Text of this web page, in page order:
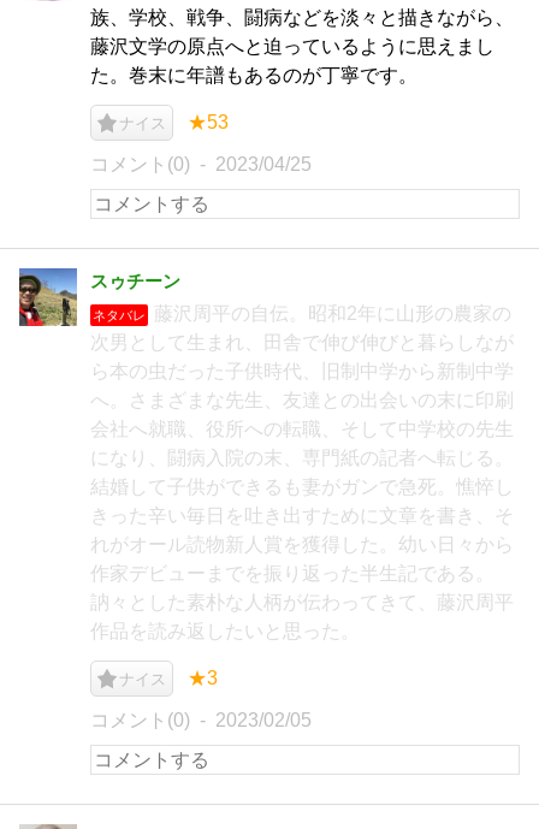
族、学校、戦争、闘病などを淡々と描きながら、
藤沢文学の原点へと迫っているように思えまし
た。巻末に年譜もあるのが丁寧です。
ナイス ★53
コメント(0) 2023/04/25
スゥチーン
ネタバレ
藤沢周平の自伝。昭和2年に山形の農家の
次男として生まれ、田舎で伸び伸びと暮らしなが
ら本の虫だった子供時代、旧制中学から新制中学
へ。さまざまな先生、友達との出会いの末に印刷
会社へ就職、役所への転職、そして中学校の先生
になり、闘病入院の末、専門紙の記者へ転じる。
結婚して子供ができるも妻がガンで急死。憔悴し
きった辛い毎日を吐き出すために文章を書き、そ
れがオール読物新人賞を獲得した。幼い日々から
作家デビューまでを振り返った半生記である。
訥々とした素朴な人柄が伝わってきて、藤沢周平
作品を読み返したいと思った。
ナイス ★3
コメント(0) 2023/02/05